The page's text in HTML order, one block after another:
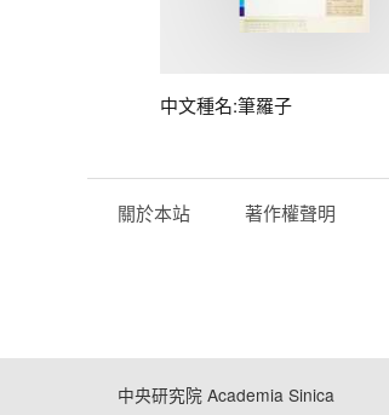
中文種名:筆羅子
關於本站 著作權聲明
中央研究院 Academia Sinica